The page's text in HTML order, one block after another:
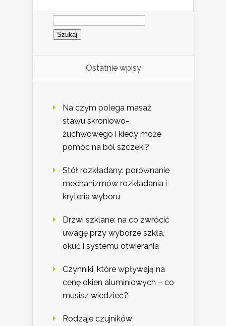
Szukaj:
Ostatnie wpisy
Na czym polega masaż
stawu skroniowo-
żuchwowego i kiedy może
pomóc na ból szczęki?
Stół rozkładany: porównanie
mechanizmów rozkładania i
kryteria wyboru
Drzwi szklane: na co zwrócić
uwagę przy wyborze szkła,
okuć i systemu otwierania
Czynniki, które wpływają na
cenę okien aluminiowych – co
musisz wiedzieć?
Rodzaje czujników